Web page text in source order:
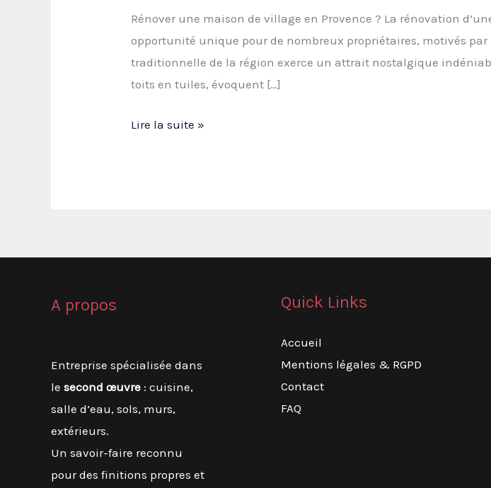
Rénover une maison de village en Provence ? La rénovation
opportunité unique pour de nombreux propriétaires, motivés
traditionnelle de la région exerce un attrait nostalgique
toits en tuiles, évoquent […]
Rénover
Provence
de
l’authenticité
et
confort
moderne
Lire la suite »
A propos
Entreprise spécialisée dans
le second œuvre : cuisine,
salle d’eau, sols, murs,
extérieurs.
Un savoir-faire reconnu
pour des finitions propres et
Quick Links
Accueil
Mentions légales & RGPD
Contact
FAQ